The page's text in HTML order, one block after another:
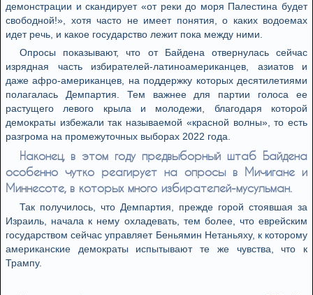
демонстрации и скандирует «от реки до моря Палестина будет
свободной!», хотя часто не имеет понятия, о каких водоемах
идет речь, и какое государство лежит пока между ними.
Опросы показывают, что от Байдена отвернулась сейчас
изрядная часть избирателей-латиноамериканцев, азиатов и
даже афро-американцев, на поддержку которых десятилетиями
полагалась Демпартия. Тем важнее для партии голоса ее
растущего левого крыла и молодежи, благодаря которой
демократы избежали так называемой «красной волны», то есть
разгрома на промежуточных выборах 2022 года.
Наконец, в этом году предвыборный штаб Байдена
особенно чутко реагирует на опросы в Мичигане и
Миннесоте, в которых много избирателей-мусульман.
Так получилось, что Демпартия, прежде горой стоявшая за
Израиль, начала к нему охладевать, тем более, что еврейским
государством сейчас управляет Беньямин Нетаньяху, к которому
американские демократы испытывают те же чувства, что к
Трампу.